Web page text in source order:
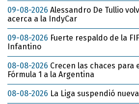
09-08-2026 Alessandro De Tullio
acerca a la IndyCar
09-08-2026 Fuerte respaldo de la
Infantino
08-08-2026 Crecen las chaces para
Fórmula 1 a la Argentina
08-08-2026 La Liga suspendió